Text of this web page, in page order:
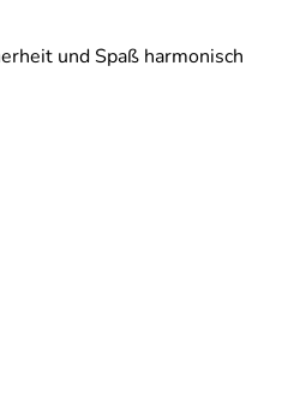
und Spaß harmonisch